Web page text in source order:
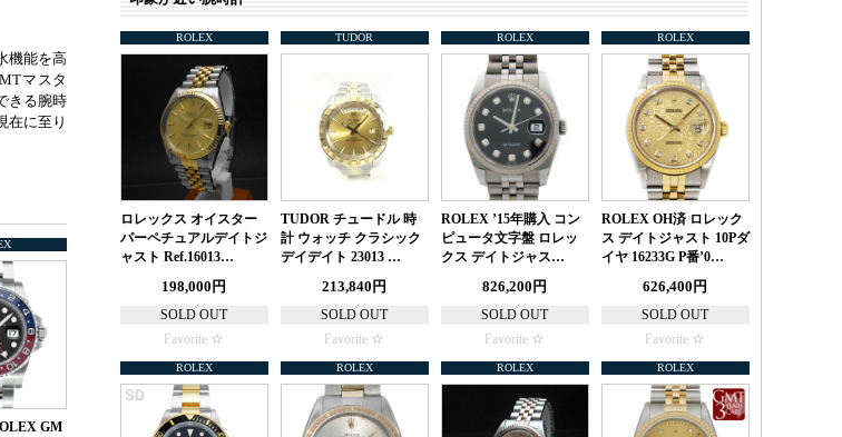
機能を高
マスタ
きる腕時
在に至り
GM
ROLEX
ロレックス オイスター
パーペチュアルデイトジ
ャスト Ref.16013…
198,000円
SOLD OUT
Favorite
TUDOR
TUDOR チュードル 時
計 ウォッチ クラシック
デイデイト 23013 …
213,840円
SOLD OUT
Favorite
ROLEX
ROLEX ’15年購入 コン
ピュータ文字盤 ロレッ
クス デイトジャス…
826,200円
SOLD OUT
Favorite
ROLEX
ROLEX OH済 ロレック
ス デイトジャスト 10Pダ
イヤ 16233G P番’0…
626,400円
SOLD OUT
Favorite
ROLEX ROLEX ROLEX ROLEX